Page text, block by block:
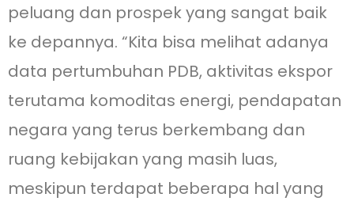
peluang dan prospek yang sangat baik
ke depannya. “Kita bisa melihat adanya
data pertumbuhan PDB, aktivitas ekspor
terutama komoditas energi, pendapatan
negara yang terus berkembang dan
ruang kebijakan yang masih luas,
meskipun terdapat beberapa hal yang